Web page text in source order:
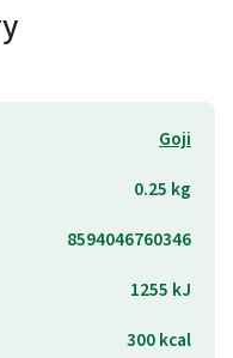
Goji
0.25 kg
8594046760346
1255 kJ
300 kcal